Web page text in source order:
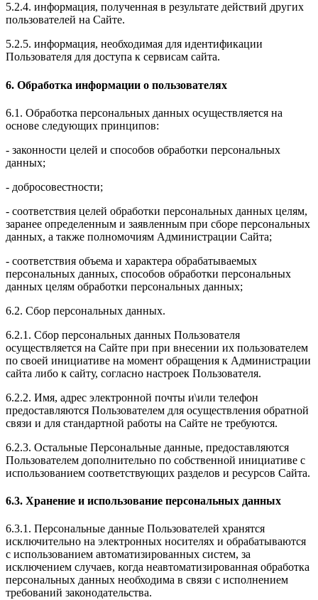
5.2.4. информация, полученная в результате действий других
пользователей на Сайте.
5.2.5. информация, необходимая для идентификации
Пользователя для доступа к сервисам сайта.
6. Обработка информации о пользователях
6.1. Обработка персональных данных осуществляется на
основе следующих принципов:
- законности целей и способов обработки персональных
данных;
- добросовестности;
- соответствия целей обработки персональных данных целям,
заранее определенным и заявленным при сборе персональных
данных, а также полномочиям Администрации Сайта;
- соответствия объема и характера обрабатываемых
персональных данных, способов обработки персональных
данных целям обработки персональных данных;
6.2. Сбор персональных данных.
6.2.1. Сбор персональных данных Пользователя
осуществляется на Сайте при при внесении их пользователем
по своей инициативе на момент обращения к Администрации
сайта либо к сайту, согласно настроек Пользователя.
6.2.2. Имя, адрес электронной почты и\или телефон
предоставляются Пользователем для осуществления обратной
связи и для стандартной работы на Сайте не требуются.
6.2.3. Остальные Персональные данные, предоставляются
Пользователем дополнительно по собственной инициативе с
использованием соответствующих разделов и ресурсов Сайта.
6.3. Хранение и использование персональных данных
6.3.1. Персональные данные Пользователей хранятся
исключительно на электронных носителях и обрабатываются
с использованием автоматизированных систем, за
исключением случаев, когда неавтоматизированная обработка
персональных данных необходима в связи с исполнением
требований законодательства.